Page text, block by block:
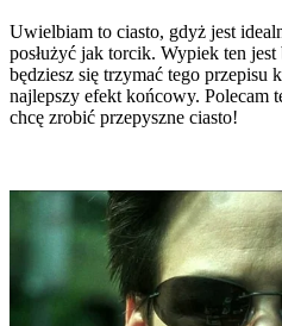
Uwielbiam to ciasto, gdyż jest
posłużyć jak torcik. Wypiek ten
będziesz się trzymać tego przepisu
najlepszy efekt końcowy. Polecam
chcę zrobić przepyszne ciasto!